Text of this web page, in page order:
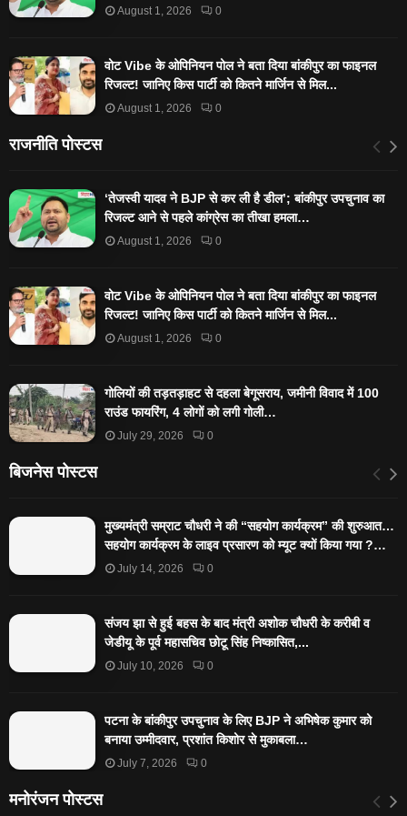
August 1, 2026 0
वोट Vibe के ओपिनियन पोल ने बता दिया बांकीपुर का फाइनल
रिजल्ट! जानिए किस पार्टी को कितने मार्जिन से मिल...
August 1, 2026 0
राजनीति पोस्टस
‘तेजस्‍वी यादव ने BJP से कर ली है डील’; बांकीपुर उपचुनाव का
रिजल्‍ट आने से पहले कांग्रेस का तीखा हमला…
August 1, 2026 0
वोट Vibe के ओपिनियन पोल ने बता दिया बांकीपुर का फाइनल
रिजल्ट! जानिए किस पार्टी को कितने मार्जिन से मिल...
August 1, 2026 0
गोलियों की तड़तड़ाहट से दहला बेगूसराय, जमीनी विवाद में 100
राउंड फायरिंग, 4 लोगों को लगी गोली…
July 29, 2026 0
बिजनेस पोस्टस
मुख्यमंत्री सम्राट चौधरी ने की “सहयोग कार्यक्रम” की शुरुआत…
सहयोग कार्यक्रम के लाइव प्रसारण को म्यूट क्यों किया गया ?…
July 14, 2026 0
संजय झा से हुई बहस के बाद मंत्री अशोक चौधरी के करीबी व
जेडीयू के पूर्व महासचिव छोटू सिंह निष्कासित,...
July 10, 2026 0
पटना के बांकीपुर उपचुनाव के लिए BJP ने अभिषेक कुमार को
बनाया उम्मीदवार, प्रशांत किशोर से मुकाबला…
July 7, 2026 0
मनोरंजन पोस्टस